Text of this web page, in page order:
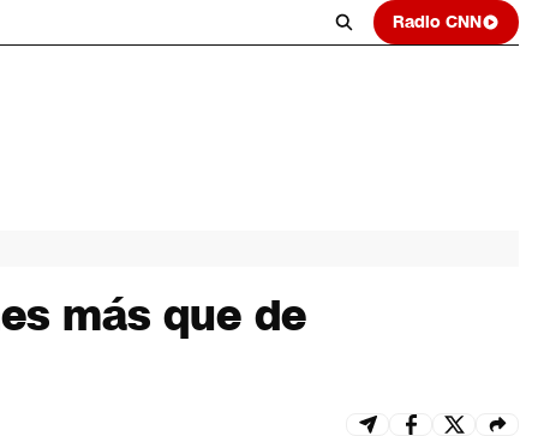
Radio CNN
más que de